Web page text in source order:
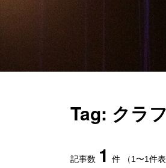
Tag: クラ
記事数 1 件 （1〜1件表